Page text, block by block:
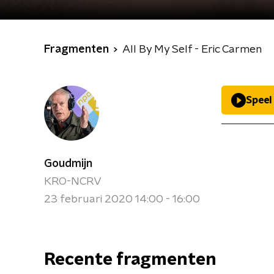
Fragmenten All By My Self - Eric Carmen
Goudmijn
KRO-NCRV
23 februari 2020 14:00 - 16:00
Recente fragmenten